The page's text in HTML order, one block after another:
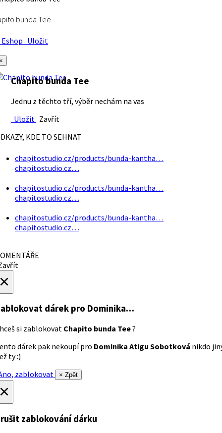
bunda Tee
Uložit
Chapito bunda Tee
Jednu z těchto tří, výběr nechám na vas
Uložit Zavřít
KDE TO SEHNAT
chapitostudio.cz/products/bunda-kantha…
chapitostudio.cz…
chapitostudio.cz/products/bunda-kantha…
chapitostudio.cz…
chapitostudio.cz/products/bunda-kantha…
chapitostudio.cz…
dárek pro Dominika…
si zablokovat Chapito bunda Tee?
dárek pak nekoupí pro Dominika Atigu Sobotková nikdo
ty :)
zablokovat
× Zpět
zablokování dárku